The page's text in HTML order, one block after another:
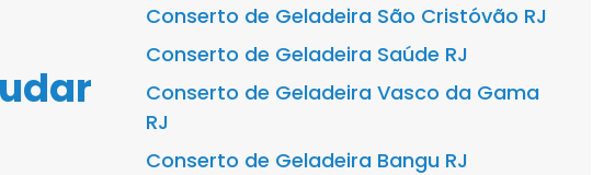
Conserto de Geladeira São Cristóvão RJ
Conserto de Geladeira Saúde RJ
Conserto de Geladeira Vasco da Gama
RJ
Conserto de Geladeira Bangu RJ